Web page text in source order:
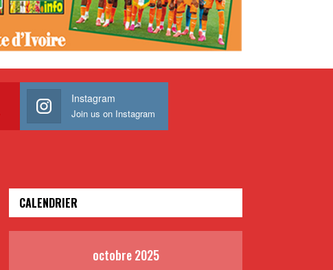
Instagram
Join us on Instagram
CALENDRIER
octobre 2025